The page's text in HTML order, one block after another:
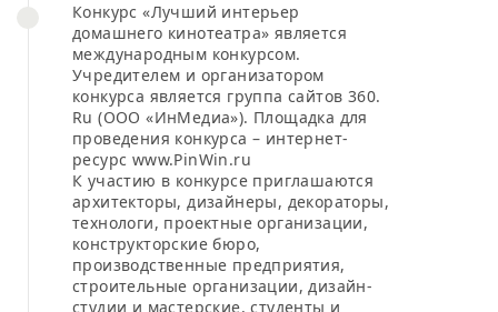
Конкурс «Лучший интерьер
домашнего кинотеатра» является
международным конкурсом.
Учредителем и организатором
конкурса является группа сайтов 360.
Ru (ООО «ИнМедиа»). Площадка для
проведения конкурса – интернет-
ресурс www.PinWin.ru
К участию в конкурсе приглашаются
архитекторы, дизайнеры, декораторы,
технологи, проектные организации,
конструкторские бюро,
производственные предприятия,
строительные организации, дизайн-
студии и мастерские, студенты и